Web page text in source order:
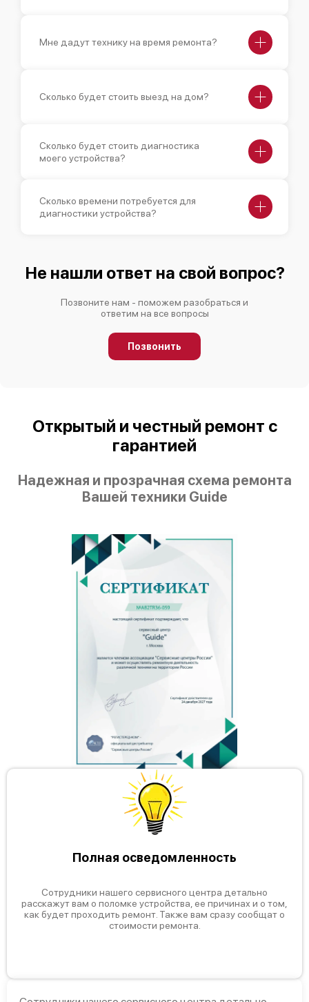
Мне дадут технику на время ремонта?
Сколько будет стоить выезд на дом?
Сколько будет стоить диагностика
моего устройства?
Сколько времени потребуется для
диагностики устройства?
Не нашли ответ на свой вопрос?
Позвоните нам - поможем разобраться и
ответим на все вопросы
Позвонить
Открытый и честный ремонт с
гарантией
Надежная и прозрачная схема ремонта
Вашей техники Guide
Полная осведомленность
Сотрудники нашего сервисного центра детально
расскажут вам о поломке устройства, ее причинах и о том,
как будет проходить ремонт. Также вам сразу сообщат о
стоимости ремонта.